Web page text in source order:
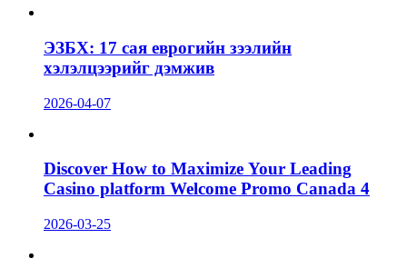
ЭЗБХ: 17 сая еврогийн зээлийн
хэлэлцээрийг дэмжив
2026-04-07
Discover How to Maximize Your Leading
Casino platform Welcome Promo Canada 4
2026-03-25